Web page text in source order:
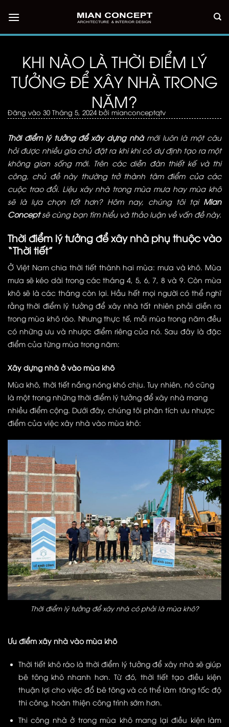
qua
nội
KHI NÀO LÀ THỜI ĐIỂM LÝ
TƯỞNG ĐỂ XÂY NHÀ TRONG
NĂM?
Đăng vào 30 Tháng 5, 2024 bởi mianconceptqtv
Thời điểm lý tưởng để xây dựng nhàmới luôn là một câu
hỏi được nhiều gia chủ đặt ra khi khi có dự định tạo ra một
không gian sống mới. Trên các diễn đàn thiết kế và thi
công, chủ đề này thường trở thành tâm điểm của các
cuộc trao đổi. Liệu xây nhà trong mùa mưa hay mùa khô
sẽ là lựa chọn tốt hơn? Hôm nay, chúng tôi tại Mian
Conceptsẽ cùng bạn tìm hiểu và thảo luận về vấn đề này.
Thời điểm lý tưởng để xây nhà phụ thuộc vào
“Thời tiết”
Ở Việt Nam chia thời tiết thành hai mùa: mưa và khô. Mùa
mưa sẽ kéo dài trong các tháng 4, 5, 6, 7, 8 và 9. Còn mùa
khô sẽ là các tháng còn lại. Hầu hết mọi người có thể nghĩ
rằng thời điểm lý tưởng để xây nhà tất nhiên phải diễn ra
trong mùa khô ráo. Nhưng thực tế, mỗi mùa trong năm đều
có những ưu và nhược điểm riêng của nó. Sau đây là đặc
điểm của từng mùa trong năm:
Xây dựng nhà ở vào mùa khô
Mùa khô, thời tiết nắng nóng khó chịu. Tuy nhiên, nó cũng
là một trong những thời điểm lý tưởng để xây nhà mang
nhiều điểm cộng. Dưới đây, chúng tôi phân tích ưu nhược
điểm của việc xây nhà vào mùa khô:
Thời điểm lý tưởng để xây nhà có phải là mùa khô?
Ưu điểm xây nhà vào mùa khô
Thời tiết khô ráo là thời điểm lý tưởng để xây nhà sẽ giúp
bê tông khô nhanh hơn. Từ đó, thời tiết tạo điều kiện
thuận lợi cho việc đổ bê tông và có thể làm tăng tốc độ
thi công, hoàn thiện công trình sớm hơn.
Thi công nhà ở trong mùa khô mang lại điều kiện làm